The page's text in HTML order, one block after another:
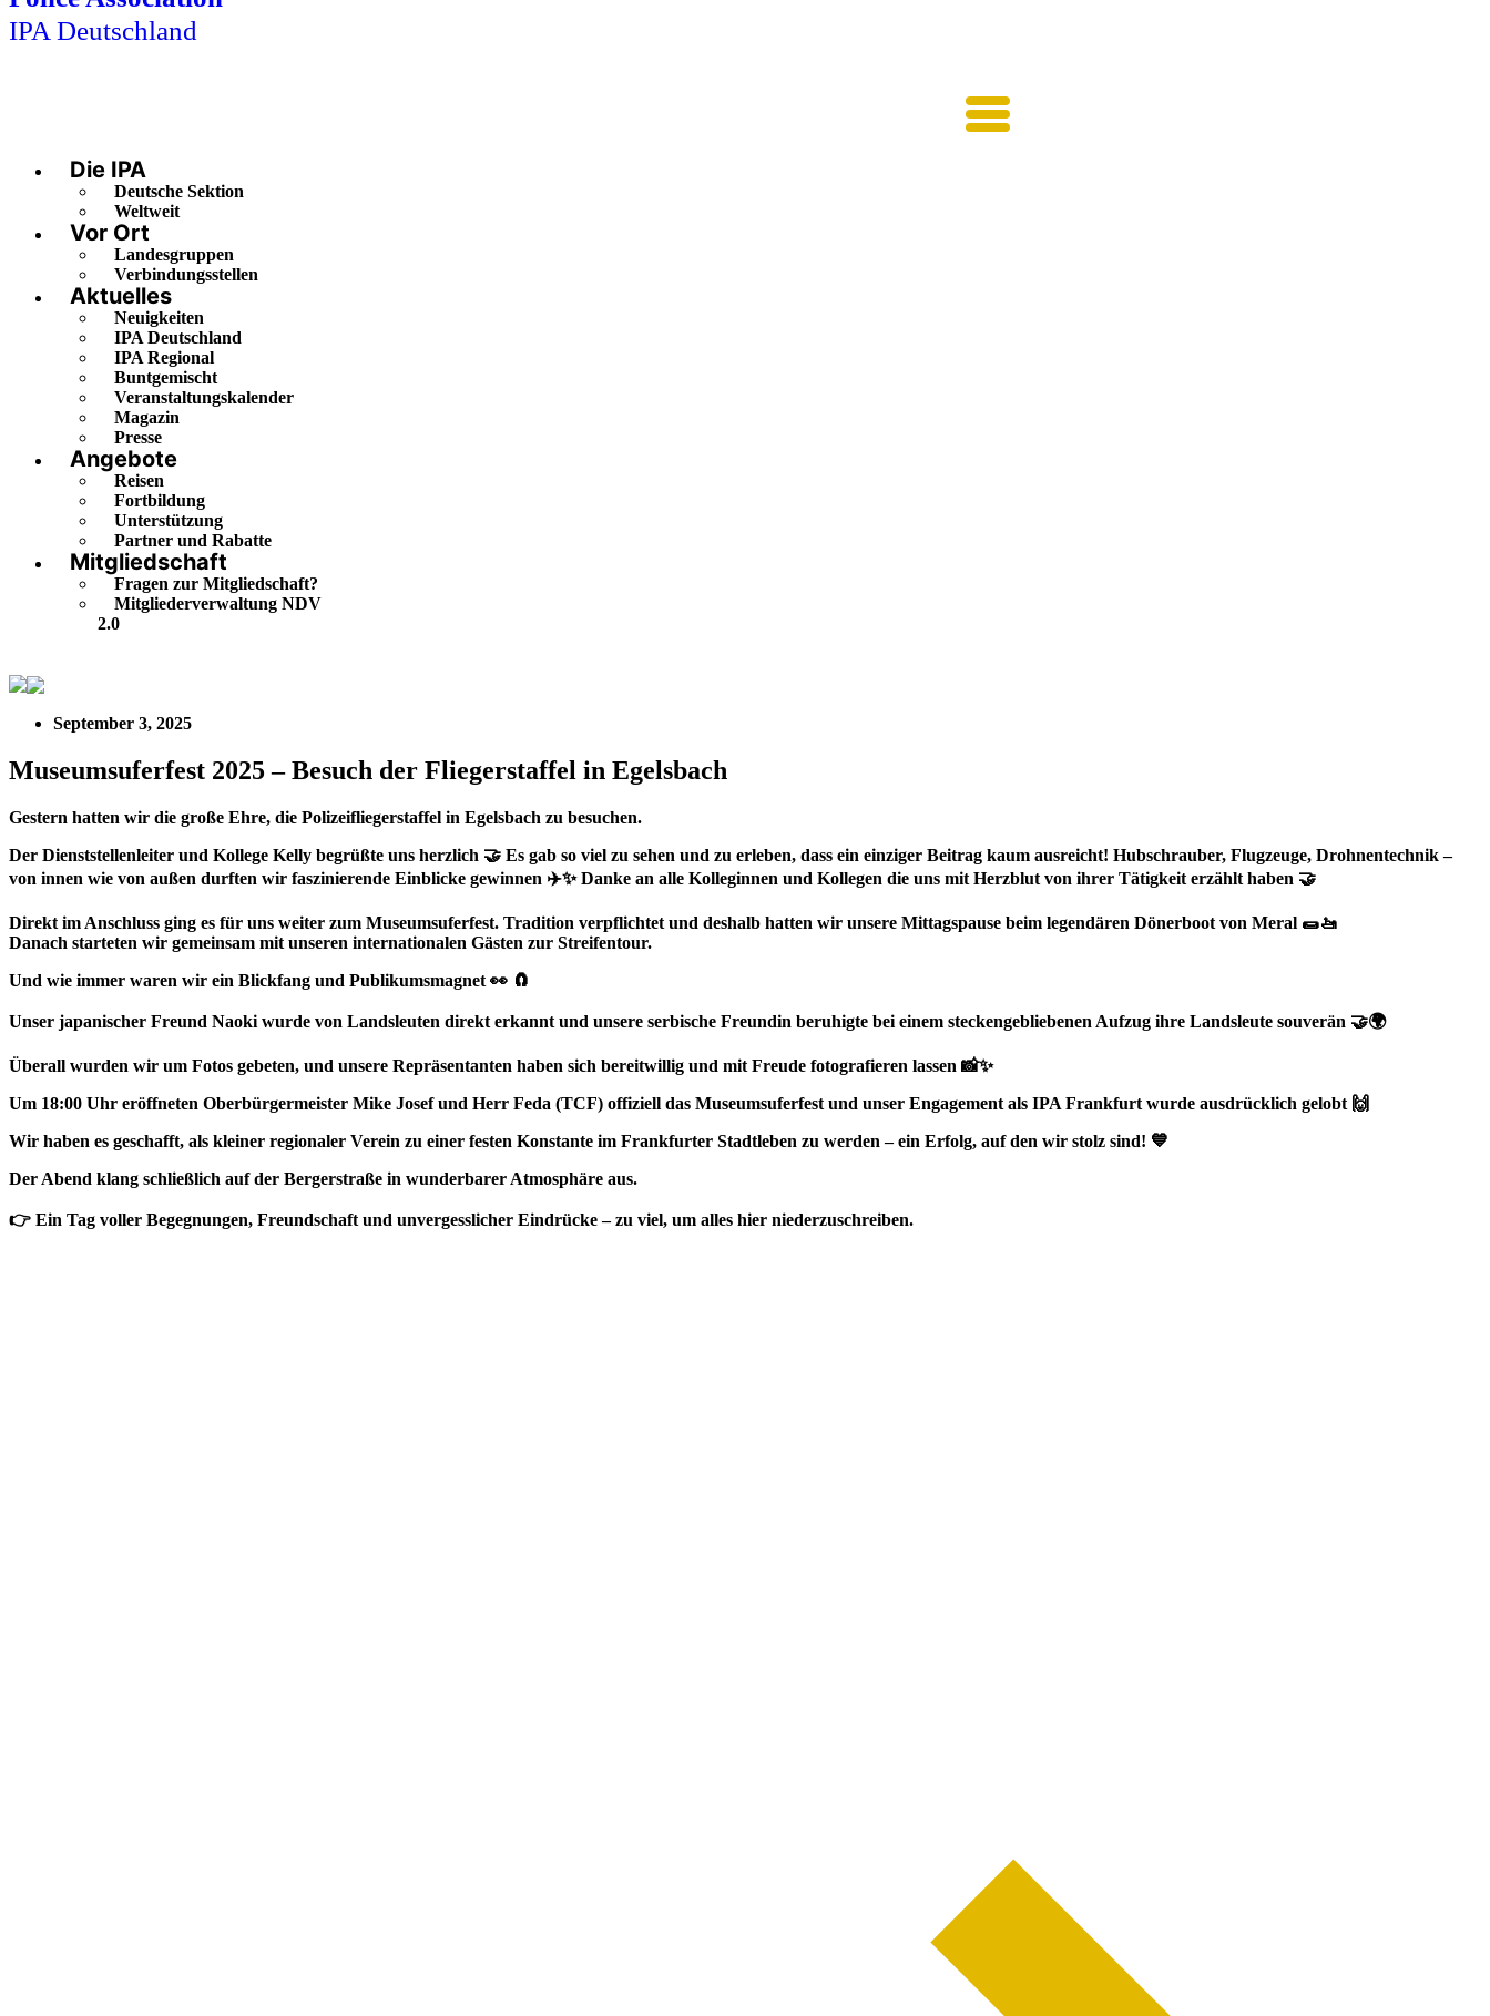
IPA Deutschland
Main
Menu
Die IPA
Deutsche Sektion
Weltweit
Vor Ort
Landesgruppen
Verbindungsstellen
Aktuelles
Neuigkeiten
IPA Deutschland
IPA Regional
Buntgemischt
Veranstaltungskalender
Magazin
Presse
Angebote
Reisen
Fortbildung
Unterstützung
Partner und Rabatte
Mitgliedschaft
Fragen zur Mitgliedschaft?
Mitgliederverwaltung NDV
2.0
September 3, 2025
Museumsuferfest 2025 – Besuch der Fliegerstaffel in Egelsbach
Gestern hatten wir die große Ehre, die Polizeifliegerstaffel in Egelsbach zu besuchen.
Der Dienststellenleiter und Kollege Kelly begrüßte uns herzlich 🤝 Es gab so viel zu sehen und zu erleben, dass ein einziger Beitrag kaum ausreicht! Hubschrauber, Flugzeuge, Drohnentechnik –
von innen wie von außen durften wir faszinierende Einblicke gewinnen ✈️✨ Danke an alle Kolleginnen und Kollegen die uns mit Herzblut von ihrer Tätigkeit erzählt haben 🤝
Direkt im Anschluss ging es für uns weiter zum Museumsuferfest. Tradition verpflichtet und deshalb hatten wir unsere Mittagspause beim legendären Dönerboot von Meral 🌯🚤
Danach starteten wir gemeinsam mit unseren internationalen Gästen zur Streifentour.
Und wie immer waren wir ein Blickfang und Publikumsmagnet 👀 🧲
Unser japanischer Freund Naoki wurde von Landsleuten direkt erkannt und unsere serbische Freundin beruhigte bei einem steckengebliebenen Aufzug ihre Landsleute souverän 🤝🌍
Überall wurden wir um Fotos gebeten, und unsere Repräsentanten haben sich bereitwillig und mit Freude fotografieren lassen 📸✨
Um 18:00 Uhr eröffneten Oberbürgermeister Mike Josef und Herr Feda (TCF) offiziell das Museumsuferfest und unser Engagement als IPA Frankfurt wurde ausdrücklich gelobt 🙌
Wir haben es geschafft, als kleiner regionaler Verein zu einer festen Konstante im Frankfurter Stadtleben zu werden – ein Erfolg, auf den wir stolz sind! 💙
Der Abend klang schließlich auf der Bergerstraße in wunderbarer Atmosphäre aus.
👉 Ein Tag voller Begegnungen, Freundschaft und unvergesslicher Eindrücke – zu viel, um alles hier niederzuschreiben.